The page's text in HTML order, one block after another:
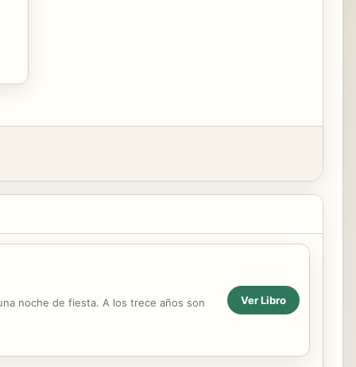
noche de fiesta. A los trece años son Ver Libro